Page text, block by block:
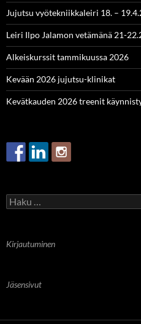
Jujutsu vyötekniikkaleiri 18. –
Leiri Ilpo Jalamon vetämänä 21-
Alkeiskurssit tammikuussa 2026
Kevään 2026 jujutsu-klinikat
Kevätkauden 2026 treenit
Haku:
Kirjautuminen
Jäsensivut